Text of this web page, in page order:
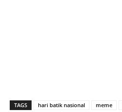
TAGS hari batik nasional meme